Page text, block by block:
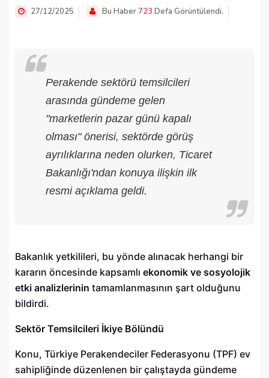
27/12/2025 Bu Haber723 Defa Görüntülendi.
Perakende sektörü temsilcileri
arasında gündeme gelen
"marketlerin pazar günü kapalı
olması" önerisi, sektörde görüş
ayrılıklarına neden olurken, Ticaret
Bakanlığı'ndan konuya ilişkin ilk
resmi açıklama geldi.
Bakanlık yetkilileri, bu yönde alınacak herhangi bir
kararın öncesinde kapsamlı ekonomik ve sosyolojik
etki analizlerinin tamamlanmasının şart olduğunu
bildirdi.
Sektör Temsilcileri İkiye Bölündü
Konu, Türkiye Perakendeciler Federasyonu (TPF) ev
sahipliğinde düzenlenen bir çalıştayda gündeme